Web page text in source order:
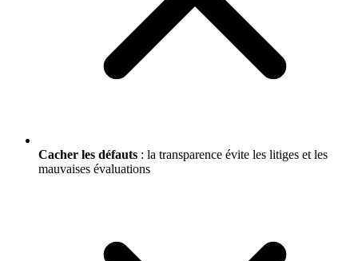
Cacher les défauts : la transparence évite les litiges et les
mauvaises évaluations